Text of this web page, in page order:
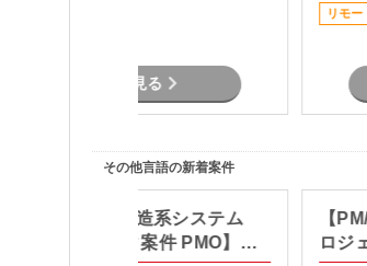
詳細を見る
リモー
その他言語の新着案件
【リモート有：製造系システム
会社 ネットワーク案件 PMO】プ
【
ロジ